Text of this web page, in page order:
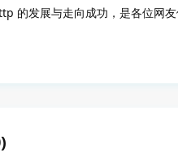
的发展与走向成功，是各位网友
)